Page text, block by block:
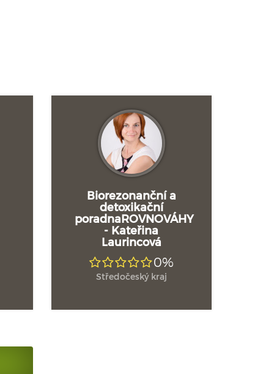
Biorezonanční a
detoxikační
poradnaROVNOVÁHY
- Kateřina
Laurincová
0%
Středočeský kraj